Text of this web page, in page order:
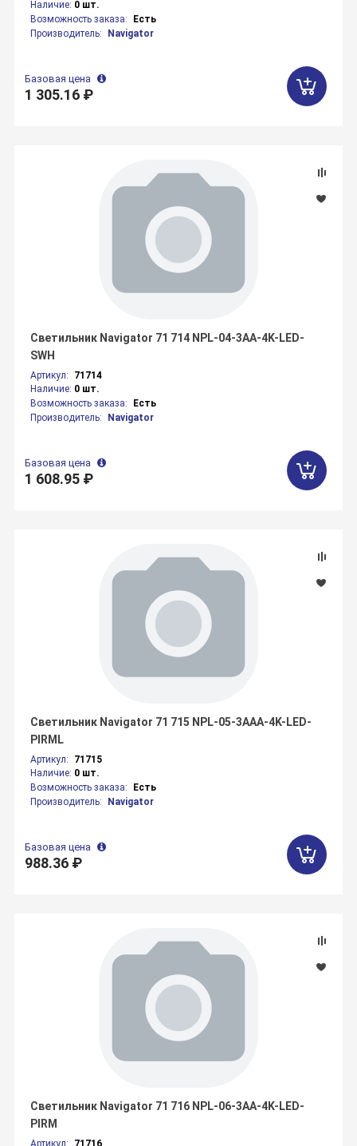
Наличие: 0 шт.
Возможность заказа:
Есть
Производитель:
Navigator
Базовая цена
1 305.16 ₽
Артикул:
71714
Наличие: 0 шт.
Возможность заказа:
Есть
Производитель:
Navigator
Светильник Navigator 71 714 NPL-04-3AA-4K-LED-
SWH
Базовая цена
1 608.95 ₽
Артикул:
71715
Наличие: 0 шт.
Возможность заказа:
Есть
Производитель:
Navigator
Светильник Navigator 71 715 NPL-05-3AAA-4K-LED-
PIRML
Базовая цена
988.36 ₽
Артикул:
71716
Светильник Navigator 71 716 NPL-06-3AA-4K-LED-
PIRM